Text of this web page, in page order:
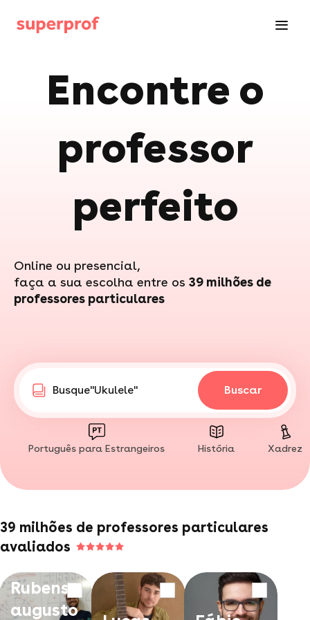
Encontre o
professor
perfeito
Online ou presencial,
faça a sua escolha entre os 39 milhões de
professores particulares
Busque"Ukulele"
"Falar em público"
"Desenho"
"Surfe"
"Edição de vídeo"
"Mandarim"
"Arquitetura"
"Xadrez"
"Pádel"
"Tênis"
Buscar
Português para Estrangeiros História Xadrez
39 milhões de professores particulares
avaliados
Rubens
augusto